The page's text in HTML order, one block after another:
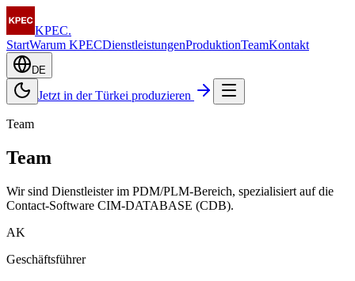
KPEC.
StartWarum KPECDienstleistungenProduktionTeamKontakt
DE
Jetzt in der Türkei produzieren
Team
Team
Wir sind Dienstleister im PDM/PLM-Bereich, spezialisiert auf die
Contact-Software CIM-DATABASE (CDB).
AK
Geschäftsführer